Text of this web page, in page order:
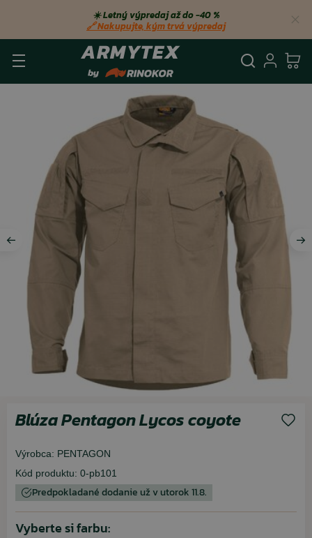
☀️ Letný výpredaj až do −40 %
🔗 Nakupujte, kým trvá výpredaj
Blúza Pentagon Lycos coyote
Výrobca: PENTAGON
Kód produktu: 0-pb101
Predpokladané dodanie už v utorok 11.8.
Vyberte si farbu: